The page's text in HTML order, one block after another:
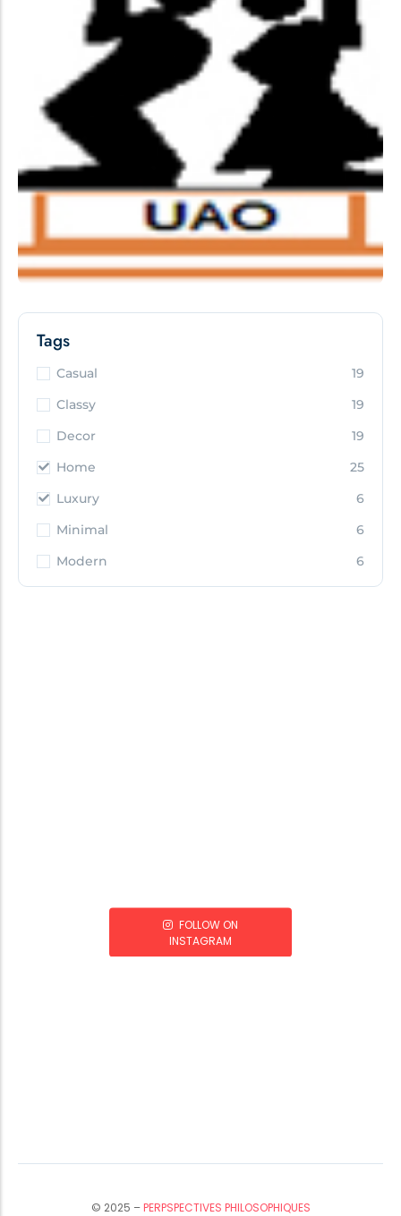
Tags
Casual
19
Classy
19
Decor
19
Home
25
Luxury
6
Minimal
6
Modern
6
FOLLOW ON
INSTAGRAM
© 2025 –PERPSPECTIVES PHILOSOPHIQUES